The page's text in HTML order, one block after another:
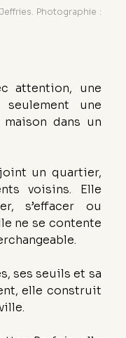
Photographie :
attention, une
une
dans un
un quartier,
voisins. Elle
s’effacer ou
ne se contente
ses seuils et sa
elle construit